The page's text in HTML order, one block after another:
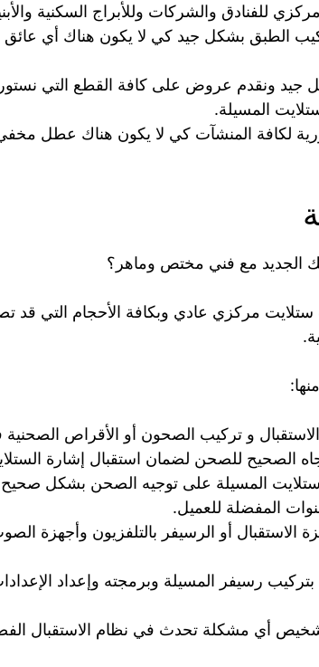
للفنادق والشركات وللأبراج السكنية
الطبق بشكل جيد كي لا يكون هناك أي عائق
جيد ونقدم عروض على كافة القطع التي
المسيلة.
لكافة المنشآت كي لا يكون هناك عطل مخفي
الجديد مع فني مختص وماهر؟
و تركيب الصحون أو الأقراص
الصحيح للصحن لضمان استقبال إشارة
المسيلة على توجيه الصحن بشكل صحيح
المفضلة للعميل.
الاستقبال أو الرسيفر بالتلفزيون وأجهزة
رسيفر المسيلة وبرمجته وإعداد
أي مشكلة تحدث في نظام الاستقبال